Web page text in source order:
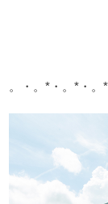
。・。*・。*・